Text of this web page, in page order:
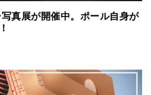
真展が開催中。ポール自身が
！